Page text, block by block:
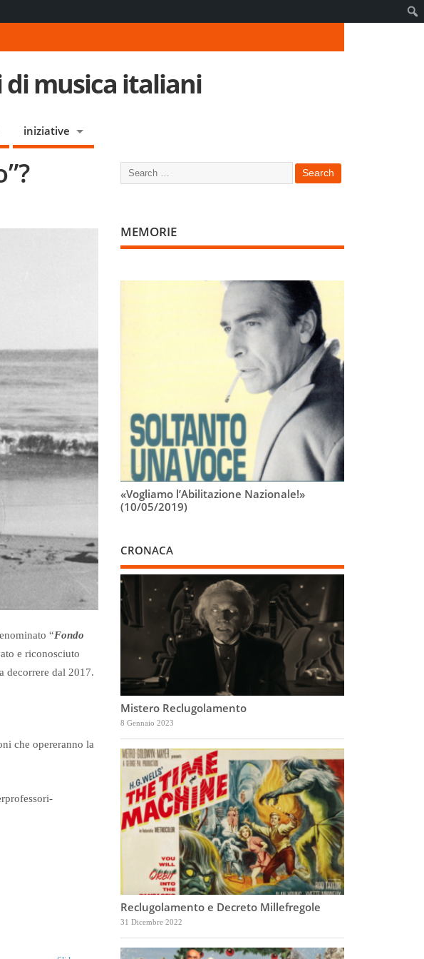
di musica italiani
iniziative
“Fondo
e riconosciuto
decorrere dal 2017.
che opereranno la
MEMORIE
«Vogliamo l’Abilitazione Nazionale!»
(10/05/2019)
CRONACA
Mistero Reclugolamento
8 Gennaio 2023
Reclugolamento e Decreto Millefregole
31 Dicembre 2022